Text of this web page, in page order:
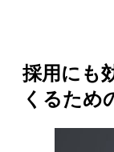
採用にも
くるため